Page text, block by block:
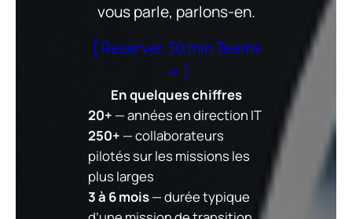
vous parle, parlons-en.
[ Réserver 30 min Teams
→ ]
En quelques chiffres
20+ — années en direction IT
250+ — collaborateurs
pilotés sur les missions les
plus larges
3 à 6 mois— durée typique